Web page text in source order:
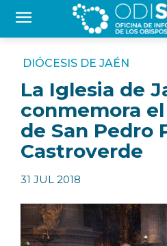
DIÓCESIS DE JAÉN
La Iglesia de
conmemora
de San Pedro
Castroverde
31 JUL 2018